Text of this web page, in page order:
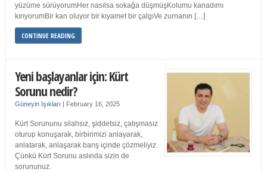
yüzüme sürüyorumHer nasılsa sokağa düşmüşKolumu kanadımı
kırıyorumBir kan oluyor bir kıyamet bir çalgıVe zurnanın […]
CONTINUE READING
Yeni başlayanlar için: Kürt
Sorunu nedir?
Güneyin Işıkları | February 16, 2025
Kürt Sorununu silahsız, şiddetsiz, çatışmasız
oturup konuşarak, birbirimizi anlayarak,
anlatarak, anlaşarak barış içinde çözmeliyiz.
Çünkü Kürt Sorunu aslında sizin de
sorununuz.